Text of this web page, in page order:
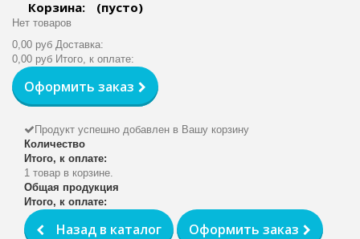
Корзина: (пусто)
Нет товаров
0,00 руб Доставка:
0,00 руб Итого, к оплате:
Оформить заказ
Продукт успешно добавлен в Вашу корзину
Количество
Итого, к оплате:
1 товар в корзине.
Общая продукция
Итого, к оплате:
Назад в каталог Оформить заказ